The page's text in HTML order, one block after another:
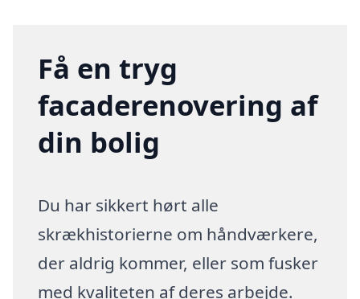
Få en tryg
facaderenovering af
din bolig
Du har sikkert hørt alle
skrækhistorierne om håndværkere,
der aldrig kommer, eller som fusker
med kvaliteten af deres arbejde.